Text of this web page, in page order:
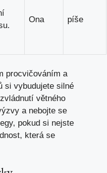
Ona píše
procvičováním a
si vybudujete silné⁤
větného⁣
⁤a nebojte se
pokud si⁣ nejste
která se